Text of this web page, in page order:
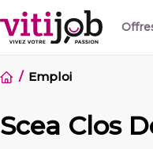
Emploi
Scea Clos